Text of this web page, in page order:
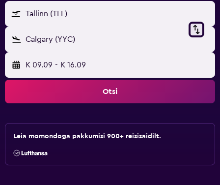
Tallinn (TLL)
Calgary (YYC)
K 09.09 - K 16.09
Otsi
Leia momondoga pakkumisi 900+ reisisaidilt.